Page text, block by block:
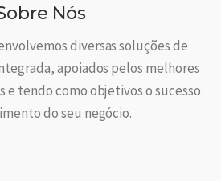
Nós
diversas soluções de
apoiados pelos melhores
e tendo como objetivos o sucesso
do seu negócio.